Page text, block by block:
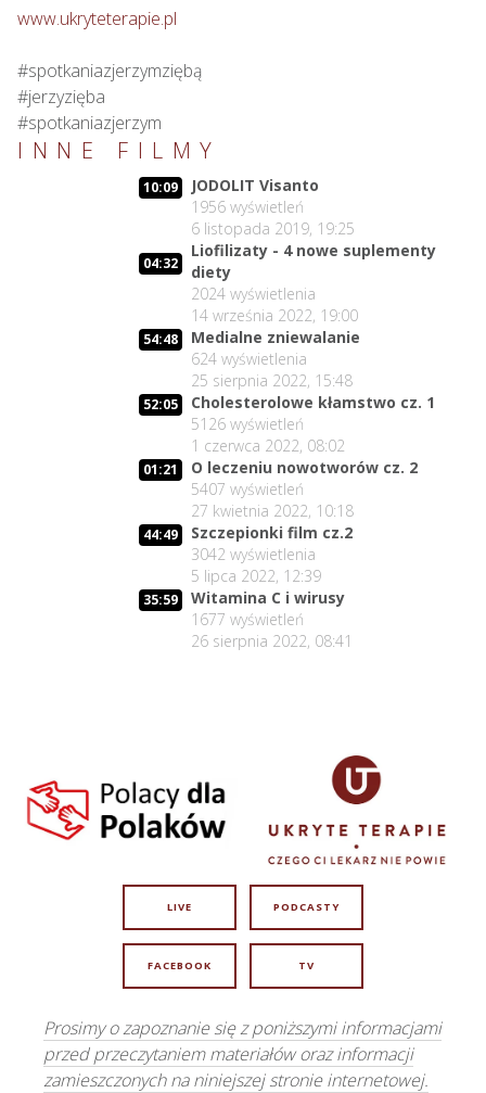
www.ukryteterapie.pl
#spotkaniazjerzymziębą
#jerzyzięba
#spotkaniazjerzym
INNE FILMY
10:09
JODOLIT Visanto
1956 wyświetleń
6 listopada 2019, 19:25
04:32
Liofilizaty - 4 nowe suplementy
diety
2024 wyświetlenia
14 września 2022, 19:00
54:48
Medialne zniewalanie
624 wyświetlenia
25 sierpnia 2022, 15:48
52:05
Cholesterolowe kłamstwo cz. 1
5126 wyświetleń
1 czerwca 2022, 08:02
01:21
O leczeniu nowotworów cz. 2
5407 wyświetleń
27 kwietnia 2022, 10:18
44:49
Szczepionki film cz.2
3042 wyświetlenia
5 lipca 2022, 12:39
35:59
Witamina C i wirusy
1677 wyświetleń
26 sierpnia 2022, 08:41
LIVE PODCASTY
FACEBOOK TV
Prosimy o zapoznanie się z poniższymi informacjami
przed przeczytaniem materiałów oraz informacji
zamieszczonych na niniejszej stronie internetowej.